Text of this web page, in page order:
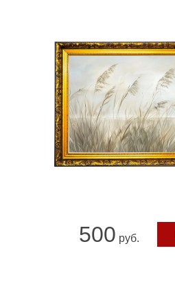
500 руб.